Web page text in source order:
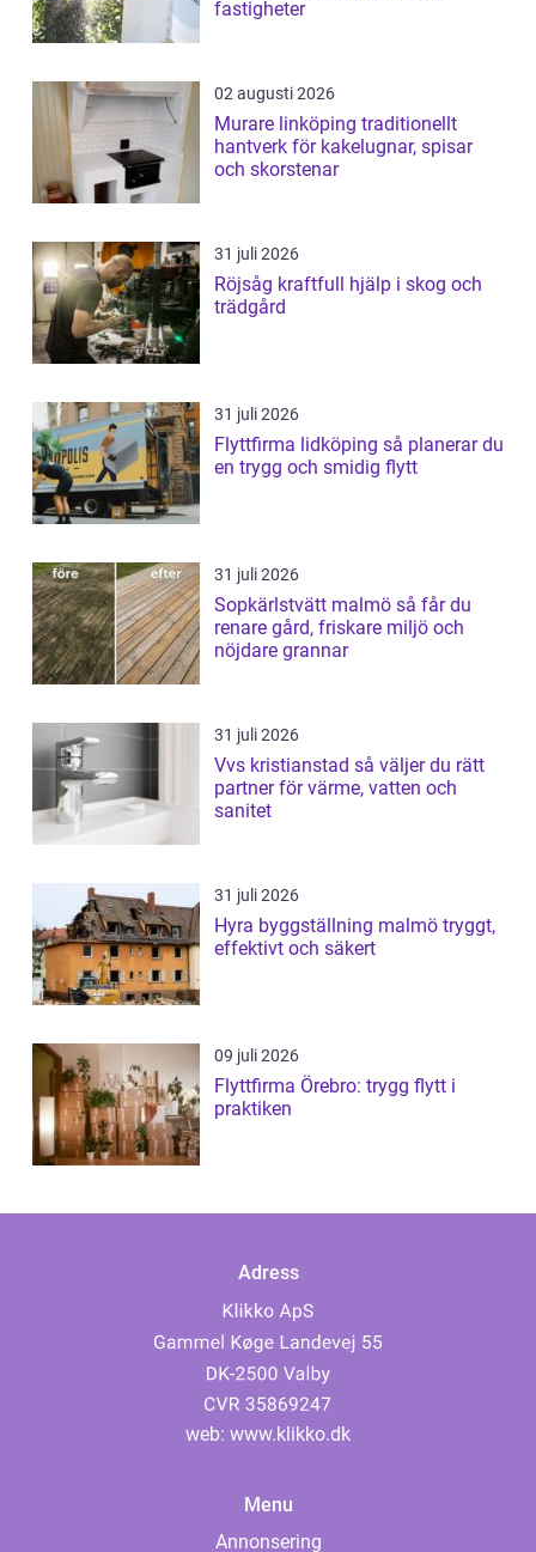
fastigheter
02 augusti 2026
Murare linköping traditionellt
hantverk för kakelugnar, spisar
och skorstenar
31 juli 2026
Röjsåg kraftfull hjälp i skog och
trädgård
31 juli 2026
Flyttfirma lidköping så planerar du
en trygg och smidig flytt
31 juli 2026
Sopkärlstvätt malmö så får du
renare gård, friskare miljö och
nöjdare grannar
31 juli 2026
Vvs kristianstad så väljer du rätt
partner för värme, vatten och
sanitet
31 juli 2026
Hyra byggställning malmö tryggt,
effektivt och säkert
09 juli 2026
Flyttfirma Örebro: trygg flytt i
praktiken
Adress
web: www.klikko.dk
Menu
Annonsering